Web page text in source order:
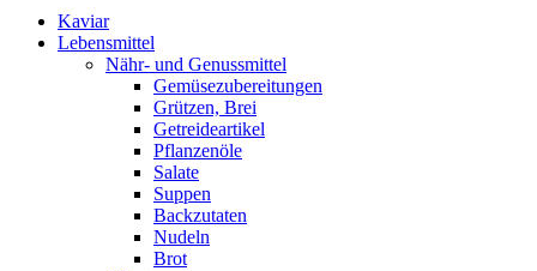
Kaviar
Lebensmittel
Nähr- und Genussmittel
Gemüsezubereitungen
Grützen, Brei
Getreideartikel
Pflanzenöle
Salate
Suppen
Backzutaten
Nudeln
Brot